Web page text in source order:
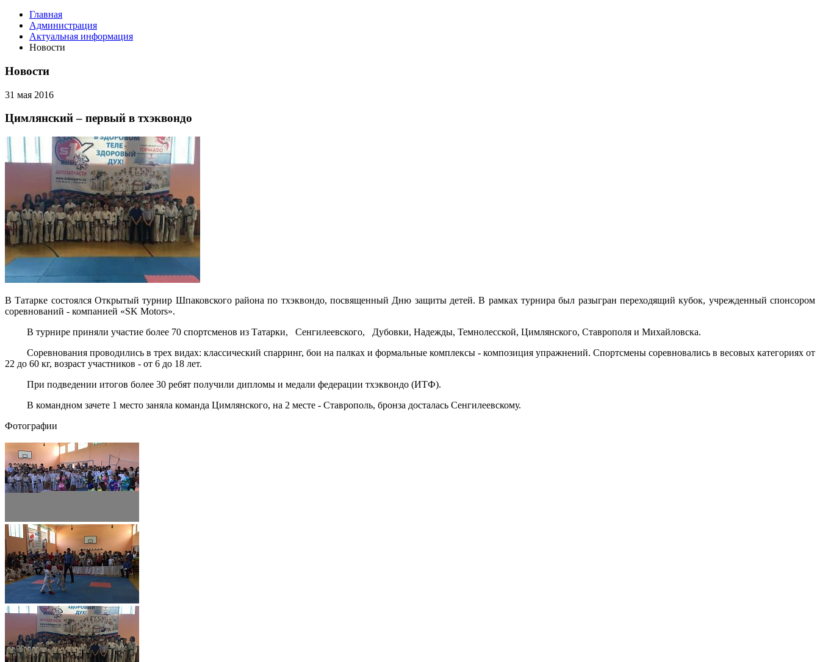
Главная
Администрация
Актуальная информация
Новости
Новости
31 мая 2016
Цимлянский – первый в тхэквондо
В Татарке состоялся Открытый турнир Шпаковского района по тхэквондо, посвященный Дню защиты детей. В рамках турнира был разыгран переходящий кубок, учрежденный спонсором
соревнований - компанией «SK Motors».
В турнире приняли участие более 70 спортсменов из Татарки, Сенгилеевского, Дубовки, Надежды, Темнолесской, Цимлянского, Ставрополя и Михайловска.
Соревнования проводились в трех видах: классический спарринг, бои на палках и формальные комплексы - композиция упражнений. Спортсмены соревновались в весовых категориях от
22 до 60 кг, возраст участников - от 6 до 18 лет.
При подведении итогов более 30 ребят получили дипломы и медали федерации тхэквондо (ИТФ).
В командном зачете 1 место заняла команда Цимлянского, на 2 месте - Ставрополь, бронза досталась Сенгилеевскому.
Фотографии